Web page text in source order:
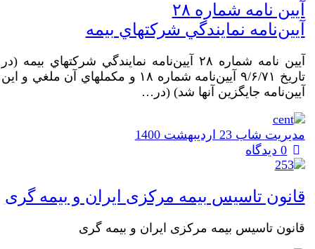
آيين‌ نامه شماره ۲۸
آيين‌نامه نمايندگي شركتهاي بيمه
آيين‌ نامه شماره ۲۸ آيين‌نامه نمايندگي شركتهاي بيمه (در
تاريخ ۹/۶/۷۱ آيين‌نامه شماره ۱۸ و مكملهاي آن ملغي و اين
آيين‌نامه جايگزين آنها شد) (در…
مدیریت شاب 23 اردیبهشت 1400
0 دیدگاه
قانون تاسیس بیمه مرکزی ایران و بیمه گری
قانون تاسیس بیمه مرکزی ایران و بیمه گری